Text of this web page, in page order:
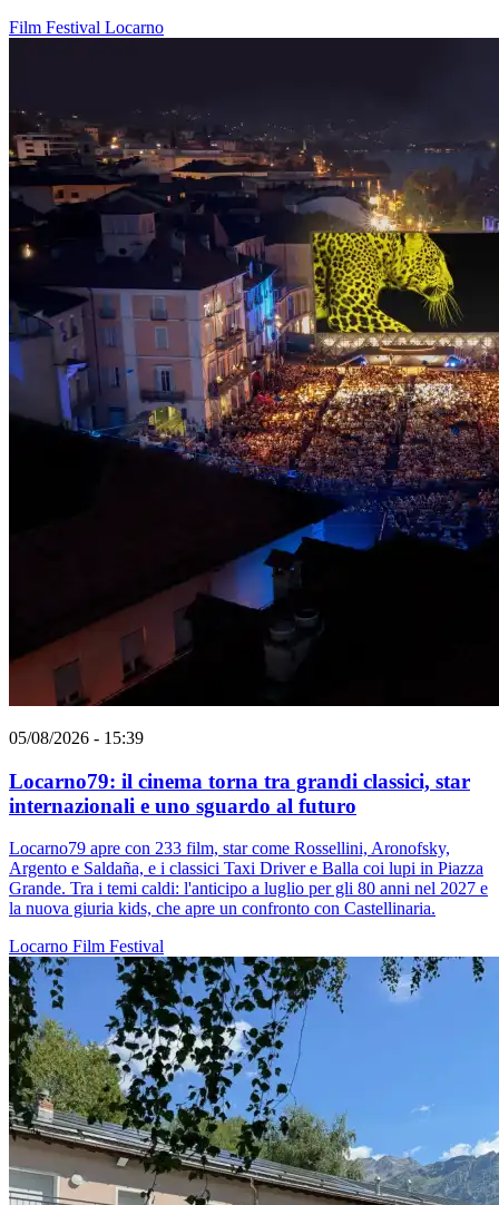
Film Festival Locarno
05/08/2026 - 15:39
Locarno79: il cinema torna tra grandi classici, star
internazionali e uno sguardo al futuro
Locarno79 apre con 233 film, star come Rossellini, Aronofsky,
Argento e Saldaña, e i classici Taxi Driver e Balla coi lupi in Piazza
Grande. Tra i temi caldi: l'anticipo a luglio per gli 80 anni nel 2027 e
la nuova giuria kids, che apre un confronto con Castellinaria.
Locarno Film Festival